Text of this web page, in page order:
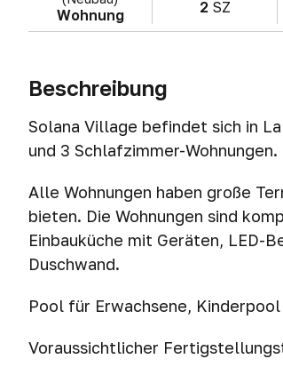
Wohnung 2 SZ
Beschreibung
Solana Village befindet sich in
und 3 Schlafzimmer-Wohnungen.
Alle Wohnungen haben große
bieten. Die Wohnungen sind
Einbauküche mit Geräten, LED-
Duschwand.
Pool für Erwachsene,
Voraussichtlicher